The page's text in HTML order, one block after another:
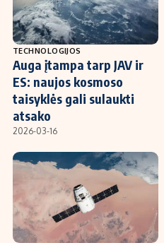
TECHNOLOGIJOS
Auga įtampa tarp JAV ir
ES: naujos kosmoso
taisyklės gali sulaukti
atsako
2026-03-16